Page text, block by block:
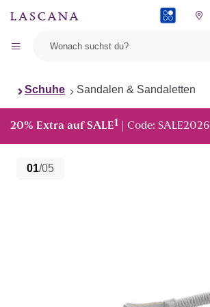
Schuhe Sandalen & Sandaletten
20% Extra auf SALE1 | Code: SALE2026
01/05